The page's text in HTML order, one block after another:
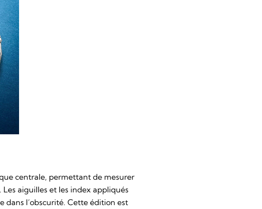
centrale, permettant de mesurer
aiguilles et les index appliqués
dans l’obscurité. Cette édition est